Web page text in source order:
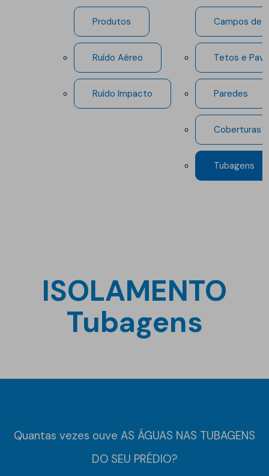
Produtos
Ruído Aéreo
Ruído Impacto
Campos de
Tetos e
Paredes
Coberturas
Tubagens
ISOLAMENTO
Tubagens
Quantas vezes ouve AS ÁGUAS NAS TUBAGENS
DO SEU PRÉDIO?